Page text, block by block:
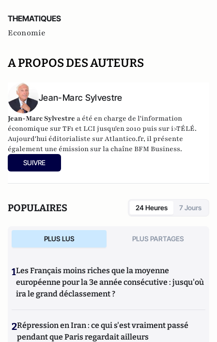
THEMATIQUES
Economie
A PROPOS DES AUTEURS
Jean-Marc Sylvestre
Jean-Marc Sylvestre a été en charge de l'information
économique sur TF1 et LCI jusqu'en 2010 puis sur i>TÉLÉ.
Aujourd'hui éditorialiste sur Atlantico.fr, il présente
également une émission sur la chaîne BFM Business.
SUIVRE
POPULAIRES 24 Heures 7 Jours
PLUS LUS PLUS PARTAGES
1Les Français moins riches que la moyenne
européenne pour la 3e année consécutive : jusqu'où
ira le grand déclassement ?
2Répression en Iran : ce qui s'est vraiment passé
pendant que Paris regardait ailleurs